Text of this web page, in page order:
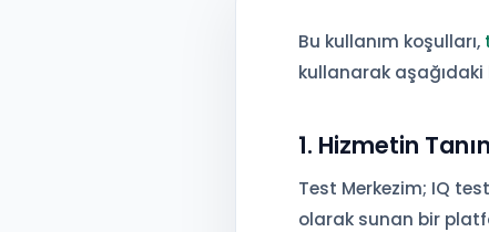
Bu kullanım koşulları,
kullanarak aşağıdaki
1. Hizmetin
Test Merkezim; IQ
olarak sunan bir